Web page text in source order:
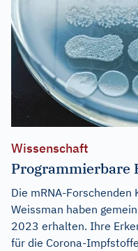
Wissenschaft
Die mRNA-
Weissman haben
2023 erhalten. Ihre
für die Corona-